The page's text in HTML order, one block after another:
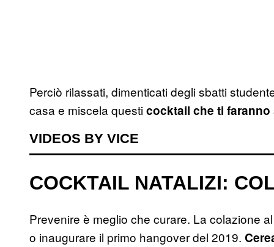
Perciò rilassati, dimenticati degli sbatti
casa e miscela questicocktail che ti
VIDEOS BY VICE
COCKTAIL NATALIZI:
Prevenire è meglio che curare. La colazione
o inaugurare il primo hangover del 2019.